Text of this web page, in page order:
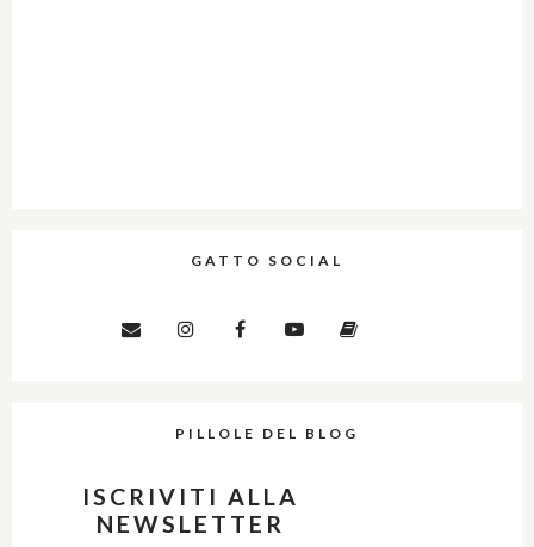
GATTO SOCIAL
PILLOLE DEL BLOG
ISCRIVITI ALLA
NEWSLETTER